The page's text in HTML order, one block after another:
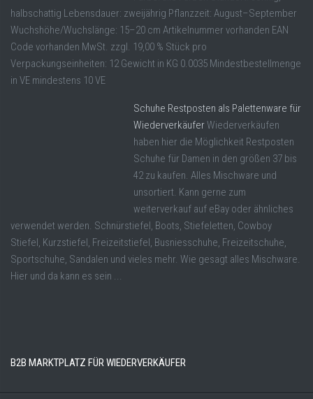
halbschattig Lebensdauer: zweijährig Pflanzzeit: August–September
Wuchshöhe/Wuchslänge: 15–20 cm Artikelnummer vorhanden EAN
Code vorhanden MwSt. zzgl. 19,00 % Stück pro
Verpackungseinheiten: 12 Gewicht in KG 0.0035 Mindestbestellmenge
in VE mindestens 10 VE
Schuhe Restposten als Palettenware für
WiederverkäuferWiederverkäufen
haben hier die Möglichkeit Restposten
Schuhe für Damen in den größen 37 bis
42 zu kaufen. Alles Mischware und
unsortiert. Kann gerne zum
weiterverkauf auf eBay oder ähnliches
verwendet werden. Schnürstiefel, Boots, Stiefeletten, Cowboy
Stiefel, Kurzstiefel, Freizeitstiefel, Busniesschuhe, Freizeitschuhe,
Sportschuhe, Sandalen und vieles mehr. Wie gesagt alles Mischware.
Hier und da kann es sein ...
B2B MARKTPLATZ FÜR WIEDERVERKÄUFER